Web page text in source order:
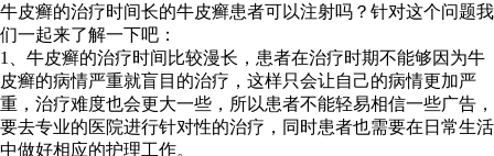
牛皮癣的治疗时间长的牛皮癣患者可以注射吗？针对这个问题我
们一起来了解一下吧：
1、牛皮癣的治疗时间比较漫长，患者在治疗时期不能够因为牛
皮癣的病情严重就盲目的治疗，这样只会让自己的病情更加严
重，治疗难度也会更大一些，所以患者不能轻易相信一些广告，
要去专业的医院进行针对性的治疗，同时患者也需要在日常生活
中做好相应的护理工作。